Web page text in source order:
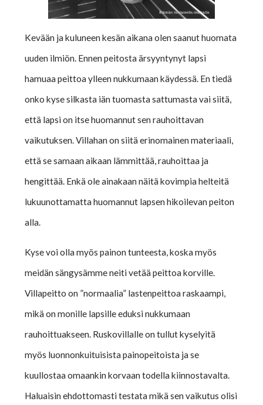
Kevään ja kuluneen kesän aikana olen saanut huomata
uuden ilmiön. Ennen peitosta ärsyyntynyt lapsi
hamuaa peittoa ylleen nukkumaan käydessä. En tiedä
onko kyse silkasta iän tuomasta sattumasta vai siitä,
että lapsi on itse huomannut sen rauhoittavan
vaikutuksen. Villahan on siitä erinomainen materiaali,
että se samaan aikaan lämmittää, rauhoittaa ja
hengittää. Enkä ole ainakaan näitä kovimpia helteitä
lukuunottamatta huomannut lapsen hikoilevan peiton
alla.
Kyse voi olla myös painon tunteesta, koska myös
meidän sängysämme neiti vetää peittoa korville.
Villapeitto on ”normaalia” lastenpeittoa raskaampi,
mikä on monille lapsille eduksi nukkumaan
rauhoittuakseen. Ruskovillalle on tullut kyselyitä
myös luonnonkuituisista painopeitoista ja se
kuullostaa omaankin korvaan todella kiinnostavalta.
Haluaisin ehdottomasti testata mikä sen vaikutus olisi